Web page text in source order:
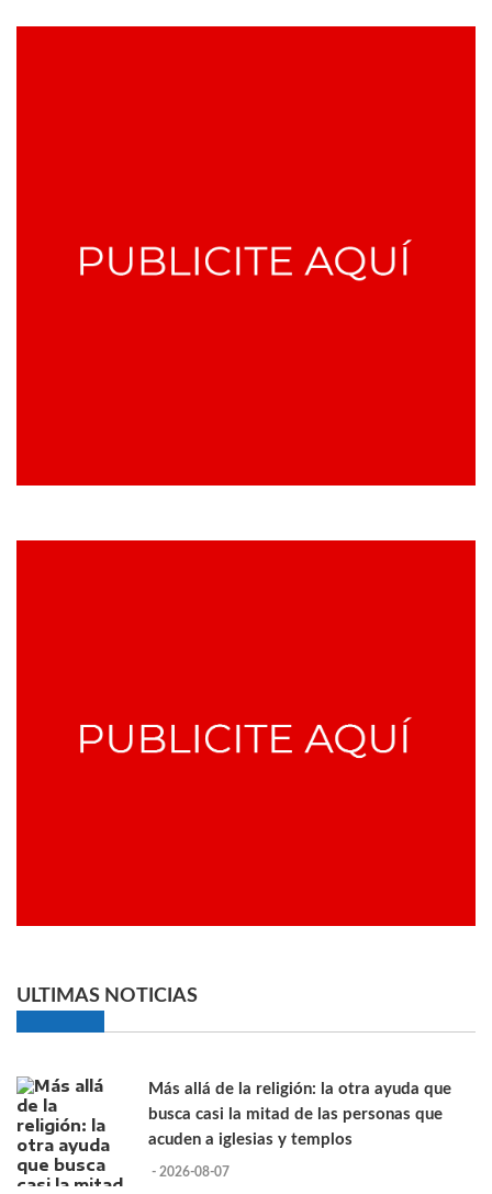
ULTIMAS NOTICIAS
Más allá de la religión: la otra ayuda que
busca casi la mitad de las personas que
acuden a iglesias y templos
- 2026-08-07